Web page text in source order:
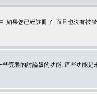
果您已經註冊了, 而且也沒有被
完整的討論版的功能, 這些功能